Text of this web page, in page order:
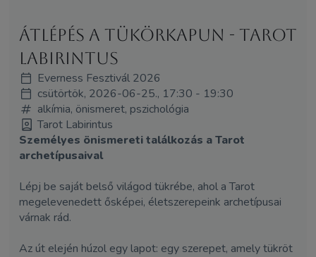
Átlépés a tükörkapun - Tarot
Labirintus
Everness Fesztivál 2026
csütörtök, 2026-06-25., 17:30 - 19:30
alkímia, önismeret, pszichológia
Tarot Labirintus
Személyes önismereti találkozás a Tarot
archetípusaival
Lépj be saját belső világod tükrébe, ahol a Tarot
megelevenedett ősképei, életszerepeink archetípusai
várnak rád.
Az út elején húzol egy lapot: egy szerepet, amely tükröt